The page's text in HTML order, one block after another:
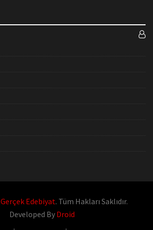
Gerçek Edebiyat. Tüm Hakları Saklıdır.
Developed By Droid